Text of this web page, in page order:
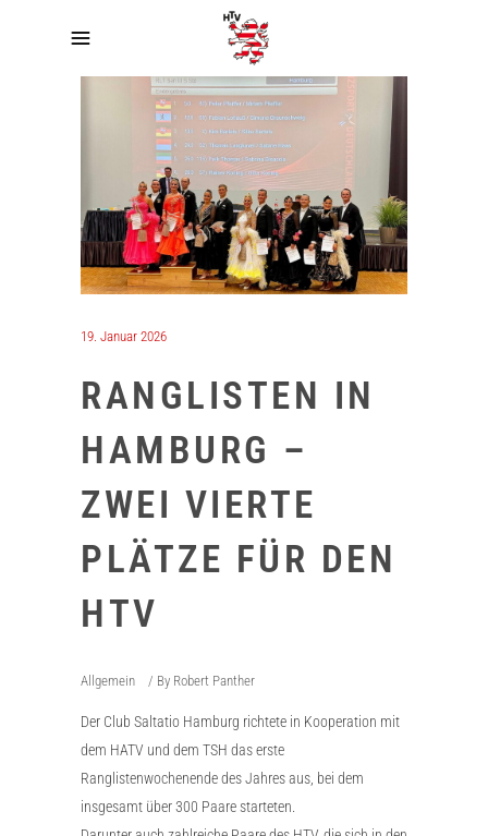
19. Januar 2026
RANGLISTEN IN
HAMBURG –
ZWEI VIERTE
PLÄTZE FÜR DEN
HTV
Allgemein By Robert Panther
Der Club Saltatio Hamburg richtete in Kooperation mit
dem HATV und dem TSH das erste
Ranglistenwochenende des Jahres aus, bei dem
insgesamt über 300 Paare starteten.